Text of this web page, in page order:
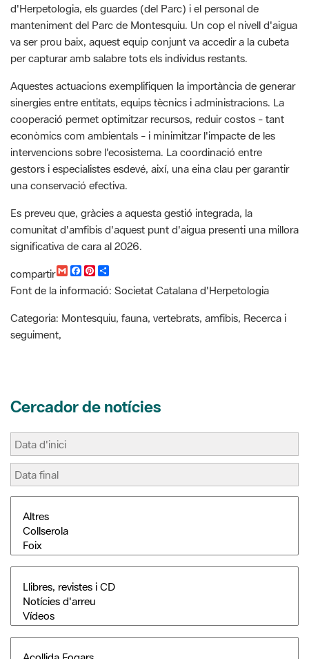
per capturar amb salabre tots els individus restants.
Aquestes actuacions exemplifiquen la importància de generar
sinergies entre entitats, equips tècnics i administracions. La
cooperació permet optimitzar recursos, reduir costos - tant
econòmics com ambientals - i minimitzar l'impacte de les
intervencions sobre l'ecosistema. La coordinació entre
gestors i especialistes esdevé, així, una eina clau per garantir
una conservació efectiva.
Es preveu que, gràcies a aquesta gestió integrada, la
comunitat d'amfibis d'aquest punt d'aigua presenti una millora
compartir
G
m
a
i
F
a
c
e
b
o
o
k
P
i
n
t
e
r
e
s
C
o
m
p
t
i
Font de la informació: Societat Catalana d'Herpetologia
Categoria: Montesquiu, fauna, vertebrats, amfibis, Recerca i
seguiment,